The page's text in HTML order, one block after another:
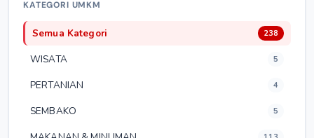
KATEGORI UMKM
Semua Kategori 238
WISATA 5
PERTANIAN 4
SEMBAKO 5